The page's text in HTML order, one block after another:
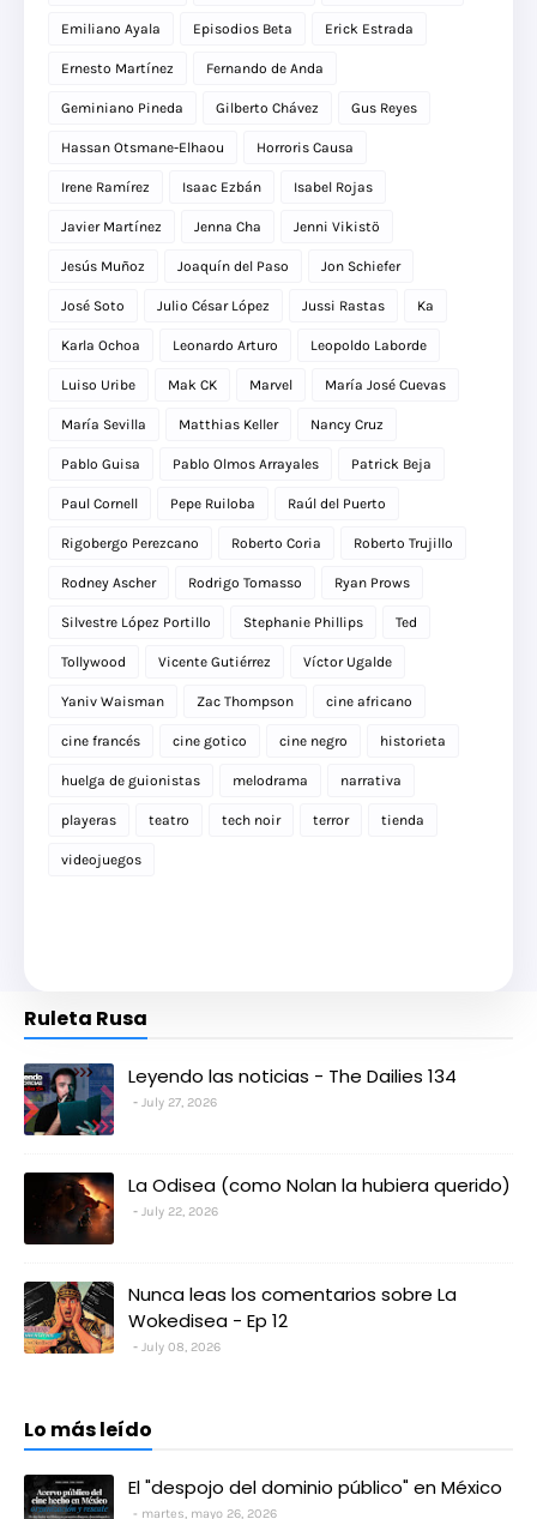
Emiliano Ayala Episodios Beta Erick Estrada
Ernesto Martínez Fernando de Anda
Geminiano Pineda Gilberto Chávez Gus Reyes
Hassan Otsmane-Elhaou Horroris Causa
Irene Ramírez Isaac Ezbán Isabel Rojas
Javier Martínez Jenna Cha Jenni Vikistö
Jesús Muñoz Joaquín del Paso Jon Schiefer
José Soto Julio César López Jussi Rastas Ka
Karla Ochoa Leonardo Arturo Leopoldo Laborde
Luiso Uribe Mak CK Marvel María José Cuevas
María Sevilla Matthias Keller Nancy Cruz
Pablo Guisa Pablo Olmos Arrayales Patrick Beja
Paul Cornell Pepe Ruiloba Raúl del Puerto
Rigobergo Perezcano Roberto Coria Roberto Trujillo
Rodney Ascher Rodrigo Tomasso Ryan Prows
Silvestre López Portillo Stephanie Phillips Ted
Tollywood Vicente Gutiérrez Víctor Ugalde
Yaniv Waisman Zac Thompson cine africano
cine francés cine gotico cine negro historieta
huelga de guionistas melodrama narrativa
playeras teatro tech noir terror tienda
videojuegos
Ruleta Rusa
Leyendo las noticias - The Dailies 134
July 27, 2026
La Odisea (como Nolan la hubiera querido)
July 22, 2026
Nunca leas los comentarios sobre La
Wokedisea - Ep 12
July 08, 2026
Lo más leído
El "despojo del dominio público" en México
martes, mayo 26, 2026